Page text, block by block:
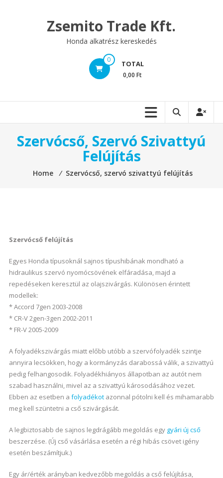
Zsemito Trade Kft.
Honda alkatrész kereskedés
0 TOTAL
0,00 Ft
Szervócső, Szervó Szivattyú
Felújítás
Home ⁄ Szervócső, szervó szivattyú felújítás
Szervócső felújítás
Egyes Honda típusoknál sajnos típushibának mondható a
hidraulikus szervó nyomócsövének elfáradása, majd a
repedéseken keresztül az olajszivárgás. Különösen érintett
modellek:
* Accord 7gen 2003-2008
* CR-V 2gen-3gen 2002-2011
* FR-V 2005-2009
A folyadékszivárgás miatt előbb utóbb a szervófolyadék szintje
annyira lecsökken, hogy a kormányzás darabossá válik, a szivattyú
pedig felhangosodik. Folyadékhiányos állapotban az autót nem
szabad használni, mivel az a szivattyú károsodásához vezet.
Ebben az esetben a folyadékot azonnal pótolni kell és mihamarabb
meg kell szüntetni a cső szivárgását.
A legbiztosabb de sajnos legdrágább megoldás egy gyári új cső
beszerzése. (Új cső vásárlása esetén a régi hibás csövet igény
esetén beszámítjuk.)
Egy ár/érték arányban kedvezőbb megoldás a cső felújítása,